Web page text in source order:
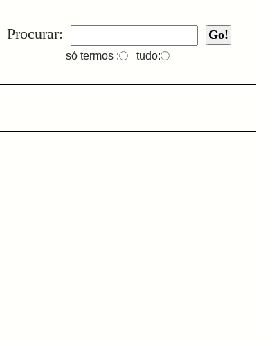
Procurar:
só termos : tudo: